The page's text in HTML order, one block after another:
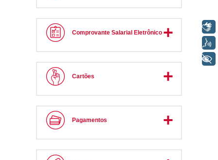
Comprovante Salarial Eletrônico
Cartões
Pagamentos
Libras